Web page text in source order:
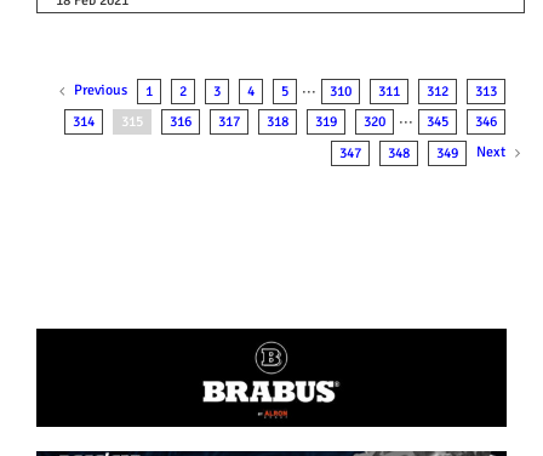
Previous 1 2 3 4 5 ··· 310 311 312
313
314
315 316 317 318 319 320 ··· 345
346
347
348 349 Next